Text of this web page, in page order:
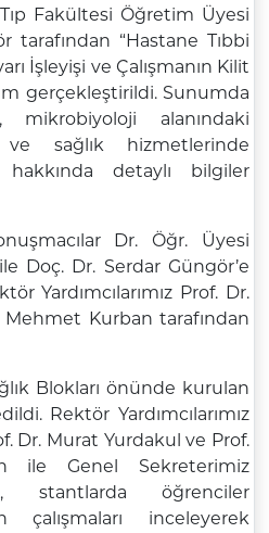
Fakültesi Öğretim Üyesi
tarafından “Hastane Tıbbi
İşleyişi ve Çalışmanın Kilit
gerçekleştirildi. Sunumda
mikrobiyoloji alanındaki
sağlık hizmetlerinde
hakkında detaylı bilgiler
Dr. Öğr. Üyesi
Doç. Dr. Serdar Güngör’e
Yardımcılarımız Prof. Dr.
Mehmet Kurban tarafından
Blokları önünde kurulan
Rektör Yardımcılarımız
Dr. Murat Yurdakul ve Prof.
ile Genel Sekreterimiz
stantlarda öğrenciler
çalışmaları inceleyerek